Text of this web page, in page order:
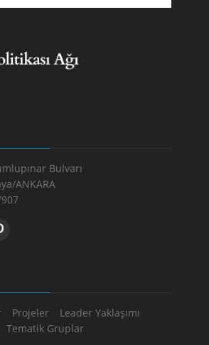
Bulvarı
ANKARA
Projeler
Leader Yaklaşımı
Tematik Gruplar